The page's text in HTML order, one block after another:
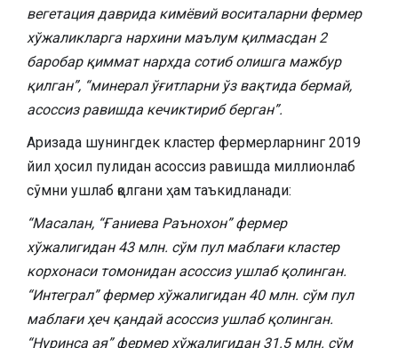
вегетация даврида кимёвий воситаларни фермер
хўжаликларга нархини маълум қилмасдан 2
баробар қиммат нархда сотиб олишга мажбур
қилган”, “минерал ўғитларни ўз вақтида бермай,
асоссиз равишда кечиктириб берган”.
Аризада шунингдек кластер фермерларнинг 2019
йил ҳосил пулидан асоссиз равишда миллионлаб
сўмни ушлаб қолгани ҳам таъкидланади:
“Масалан, “Ғаниева Раънохон” фермер
хўжалигидан 43 млн. сўм пул маблағи кластер
корхонаси томонидан асоссиз ушлаб қолинган.
“Интеграл” фермер хўжалигидан 40 млн. сўм пул
маблағи ҳеч қандай асоссиз ушлаб қолинган.
“Нуринса ая” фермер хўжалигидан 31.5 млн. сўм